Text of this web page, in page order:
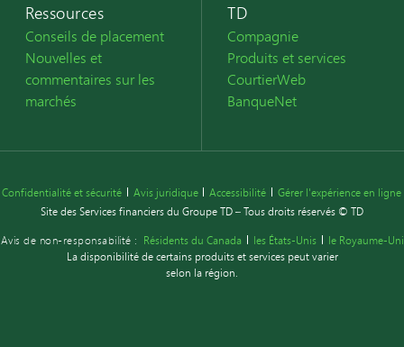
Ressources
Conseils de placement
Nouvelles et
commentaires sur les
marchés
TD
Compagnie
Produits et services
CourtierWeb
BanqueNet
Confidentialité et sécurité Avis juridique Accessibilité
Gérer l'expérience en ligne
Site des Services financiers du Groupe TD – Tous droits réservés © TD
Avis de non-responsabilité : Résidents du Canada les États-Unis
le Royaume-Uni
La disponibilité de certains produits et services peut varier
selon la région.